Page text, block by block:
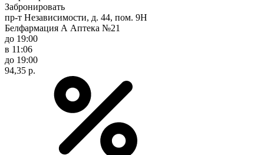
Забронировать
пр-т Независимости, д. 44, пом. 9Н
Белфармация А Аптека №21
до 19:00
в 11:06
до 19:00
94,35 р.